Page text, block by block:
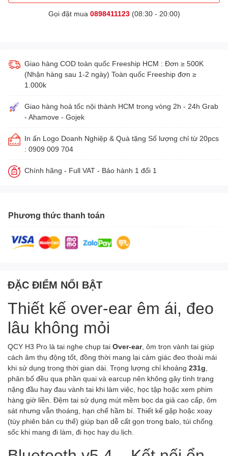
Gọi đặt mua 0898411123(08:30 - 20:00)
Giao hàng COD toàn quốc Freeship HCM : Đơn ≥ 500K
(Nhận hàng sau 1-2 ngày) Toàn quốc Freeship đơn ≥
1.000k
Giao hàng hoả tốc nội thành HCM trong vòng 2h - 24h Grab
- Ahamove - Gojek
In ấn Logo Doanh Nghiệp & Quà tặng Số lượng chỉ từ 20pcs
: 0909 009 704
Chính hãng - Full VAT - Bảo hành 1 đổi 1
Phương thức thanh toán
ĐẶC ĐIỂM NỔI BẬT
Thiết kế over-ear êm ái, đeo
lâu không mỏi
QCY H3 Pro là tai nghe chụp tai Over-ear, ôm trọn vành tai giúp
cách âm thụ động tốt, đồng thời mang lại cảm giác đeo thoải mái
khi sử dụng trong thời gian dài. Trọng lượng chỉ khoảng 231g
phân bố đều qua phần quai và earcup nên không gây tình trạng
nặng đầu hay đau vành tai khi làm việc, học tập hoặc xem phim
hàng giờ liền. Đệm tai sử dụng mút mềm bọc da giả cao cấp, ôm
sát nhưng vẫn thoáng, hạn chế hầm bí. Thiết kế gập hoặc xoay
(tùy phiên bản cụ thể) giúp bạn dễ cất gọn trong balo, túi chống
sốc khi mang đi làm, đi học hay du lịch.